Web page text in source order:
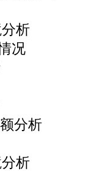
析
况
分析
析